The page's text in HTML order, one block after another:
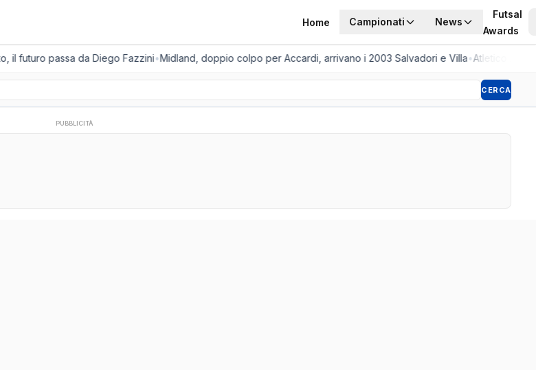
Home Campionati News
Futsal
Awards
il futuro passa da Diego Fazzini•Midland, doppio colpo per Accardi, arrivano i 2003 Salvadori e Villa•Atletico 2001,
CERCA
PUBBLICITÀ